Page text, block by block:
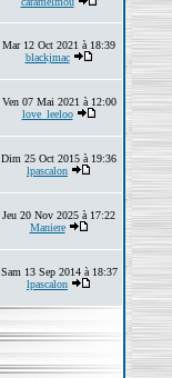
Mar 12 Oct 2021 à 18:39
blackjmac
Ven 07 Mai 2021 à 12:00
love_leeloo
Dim 25 Oct 2015 à 19:36
lpascalon
Jeu 20 Nov 2025 à 17:22
Maniere
Sam 13 Sep 2014 à 18:37
lpascalon